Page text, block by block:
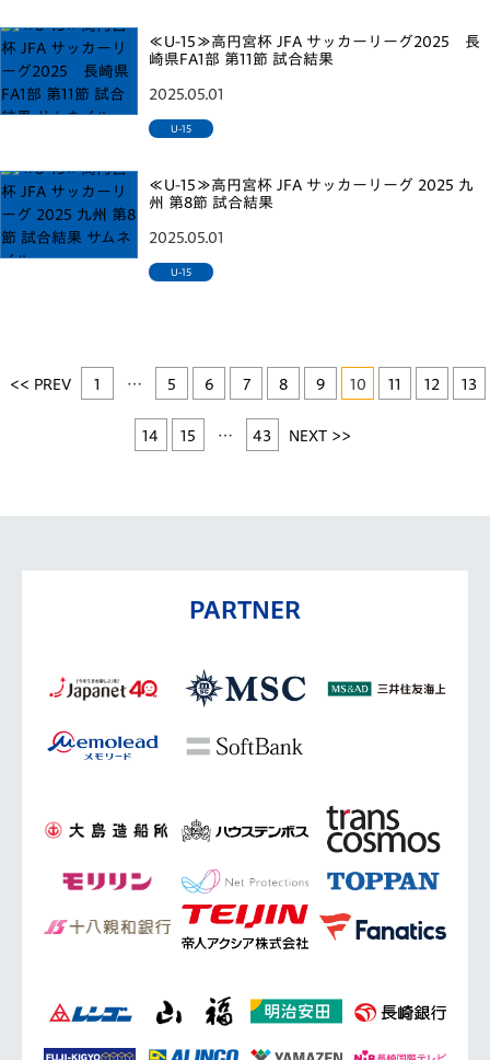
≪U-15≫高円宮杯 JFA サッカーリーグ2025 長
崎県FA1部 第11節 試合結果
2025.05.01
U-15
≪U-15≫高円宮杯 JFA サッカーリーグ 2025 九
州 第8節 試合結果
2025.05.01
U-15
<< PREV 1 … 5 6 7 8 9 10 11 12 13
14 15 … 43 NEXT >>
PARTNER